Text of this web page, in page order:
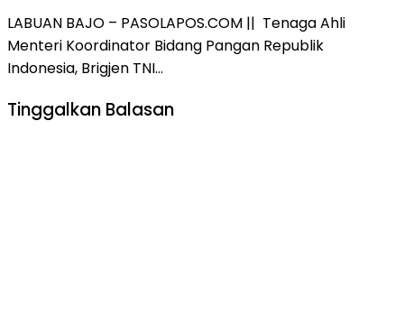
LABUAN BAJO – PASOLAPOS.COM || Tenaga Ahli
Menteri Koordinator Bidang Pangan Republik
Indonesia, Brigjen TNI…
Tinggalkan Balasan